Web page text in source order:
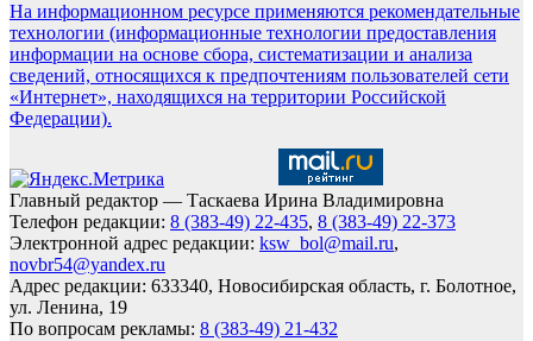
На информационном ресурсе применяются рекомендательные
технологии (информационные технологии предоставления
информации на основе сбора, систематизации и анализа
сведений, относящихся к предпочтениям пользователей сети
«Интернет», находящихся на территории Российской
Федерации).
Главный редактор — Таскаева Ирина Владимировна
Телефон редакции: 8 (383-49) 22-435, 8 (383-49) 22-373
Электронной адрес редакции: ksw_bol@mail.ru,
novbr54@yandex.ru
Адрес редакции: 633340, Новосибирская область, г. Болотное,
ул. Ленина, 19
По вопросам рекламы: 8 (383-49) 21-432